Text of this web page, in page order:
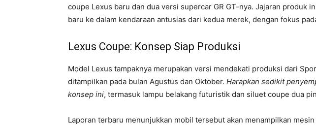
coupe Lexus baru dan dua versi supercar GR GT-nya. Jajaran produk
baru ke dalam kendaraan antusias dari kedua merek, dengan fokus
Lexus Coupe: Konsep Siap Produksi
Model Lexus tampaknya merupakan versi mendekati produksi dari
ditampilkan pada bulan Agustus dan Oktober. Harapkan sedikit
konsep ini, termasuk lampu belakang futuristik dan siluet coupe dua
Laporan terbaru menunjukkan mobil tersebut akan menampilkan